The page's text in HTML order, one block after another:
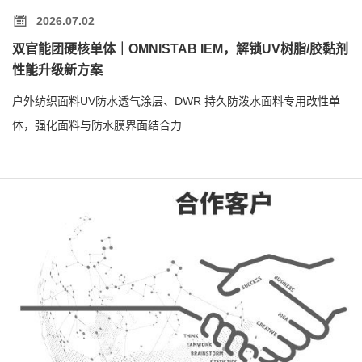
2026.07.02
双官能团硬核单体｜OMNISTAB IEM，解锁UV树脂/胶黏剂
性能升级新方案
户外纺织面料UV防水透气涂层、DWR 持久防泼水面料专用改性单
体，强化面料与防水膜界面结合力